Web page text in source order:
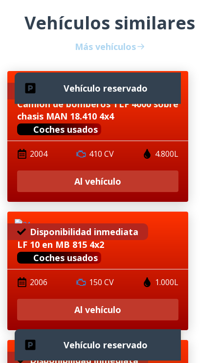
Vehículos similares
Más vehículos
Vehículo reservado
Camión de bomberos TLF 4000 sobre
chasis MAN 18.410 4x4
Coches usados
2004 410 CV 4.800L
Al vehículo
Disponibilidad inmediata
LF 10 en MB 815 4x2
Coches usados
2006 150 CV 1.000L
Al vehículo
Disponibilidad inmediata
Vehículo reservado
Disponibilidad inmediata